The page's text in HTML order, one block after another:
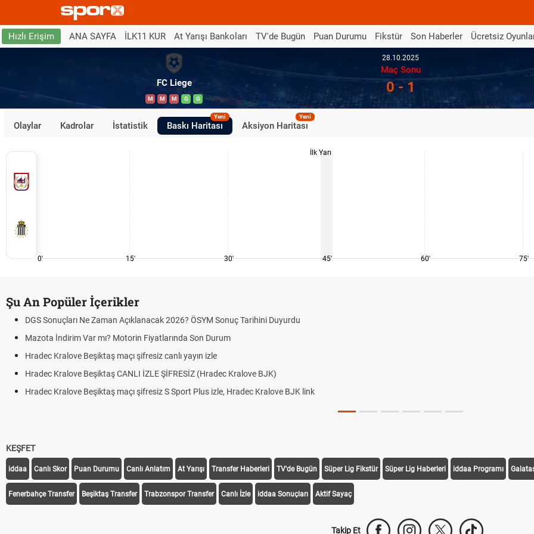
Hızlı Erişim ANA SAYFA İLK11 KUR At Yarışı Bankoları TV'de Bugün Puan Durumu Fikstür Son Haberler Ücretsiz
FC Liege
M M M G G
28.10.2025
Maç Sonu
0 - 1
Olaylar Kadrolar İstatistik Baskı Haritası
Yeni
Aksiyon Haritası
Yeni
0' 15' 30'
İlk Yarı
45' 60' 75'
Şu An Popüler İçerikler
Ne Zaman Açıklanacak 2026? ÖSYM Sonuç Tarihini Duyurdu
Var mı? Motorin Fiyatlarında Son Durum
Beşiktaş maçı şifresiz canlı yayın izle
Beşiktaş CANLI İZLE ŞİFRESİZ (Hradec Kralove BJK)
Beşiktaş maçı şifresiz S Sport Plus izle, Hradec Kralove BJK link
KEŞFET
iddaa Canlı Skor Puan Durumu Canlı Anlatım At Yarışı Transfer Haberleri TV'de Bugün Süper Lig Fikstür Süper Lig Haberleri iddaa Programı
Fenerbahçe Transfer Beşiktaş Transfer Trabzonspor Transfer Canlı İzle iddaa Sonuçları Aktif Sayaç
Takip Et